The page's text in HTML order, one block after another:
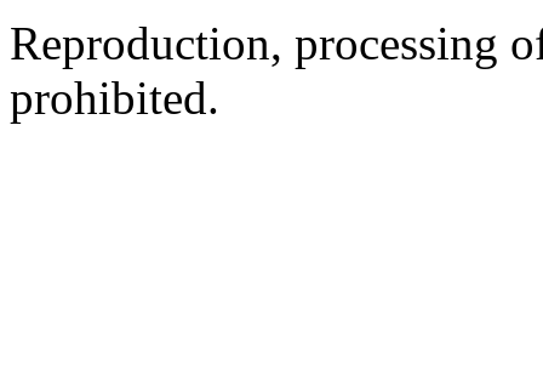
Reproduction, processing
prohibited.